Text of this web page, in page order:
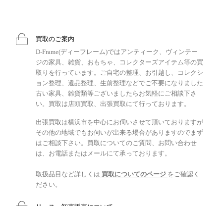
買取のご案内
D-Frame(ディーフレーム)ではアンティーク、ヴィンテー
ジの家具、雑貨、おもちゃ、コレクターズアイテム等の買
取りを行っています。ご自宅の整理、お引越し、コレクシ
ョン整理、遺品整理、生前整理などでご不要になりました
古い家具、雑貨類等ございましたらお気軽にご相談下さ
い。買取は店頭買取、出張買取にて行っております。
出張買取は横浜市を中心にお伺いさせて頂いておりますが
その他の地域でもお伺いが出来る場合がありますのでまず
はご相談下さい。買取についてのご質問、お問い合わせ
は、お電話またはメールにて承っております。
取扱品目など詳しくは 買取についてのページ をご確認く
ださい。